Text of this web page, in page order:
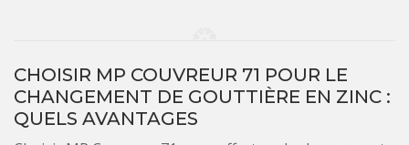
CHOISIR MP COUVREUR 71 POUR LE
CHANGEMENT DE GOUTTIÈRE EN ZINC :
QUELS AVANTAGES